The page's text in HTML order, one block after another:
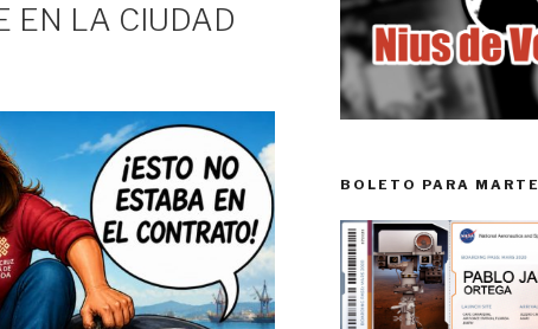
EN LA CIUDAD
BOLETO PARA MARTE